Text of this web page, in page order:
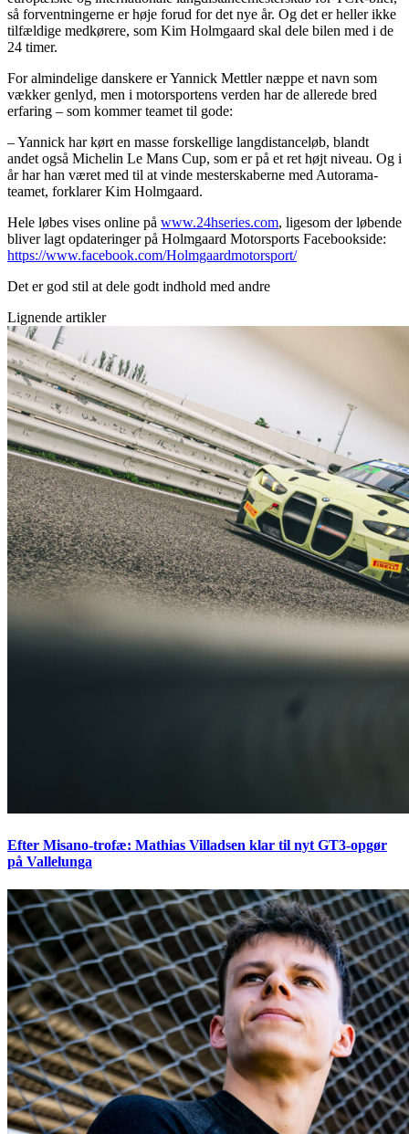
så forventningerne er høje forud for det nye år. Og det er heller ikke
tilfældige medkørere, som Kim Holmgaard skal dele bilen med i de
24 timer.
For almindelige danskere er Yannick Mettler næppe et navn som
vækker genlyd, men i motorsportens verden har de allerede bred
erfaring – som kommer teamet til gode:
– Yannick har kørt en masse forskellige langdistanceløb, blandt
andet også Michelin Le Mans Cup, som er på et ret højt niveau. Og i
år har han været med til at vinde mesterskaberne med Autorama-
teamet, forklarer Kim Holmgaard.
Hele løbes vises online på www.24hseries.com, ligesom der løbende
bliver lagt opdateringer på Holmgaard Motorsports Facebookside:
https://www.facebook.com/Holmgaardmotorsport/
Det er god stil at dele godt indhold med andre
Lignende artikler
Efter Misano-trofæ: Mathias Villadsen klar til nyt GT3-opgør
på Vallelunga